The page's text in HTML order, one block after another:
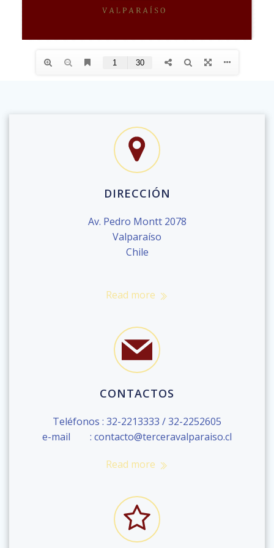
DIRECCIÓN
Av. Pedro Montt 2078
Valparaíso
Chile
Read more
CONTACTOS
Teléfonos : 32-2213333 / 32-2252605
e-mail : contacto@terceravalparaiso.cl
Read more